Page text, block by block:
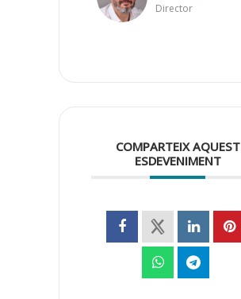
Director
COMPARTEIX AQUEST
ESDEVENIMENT